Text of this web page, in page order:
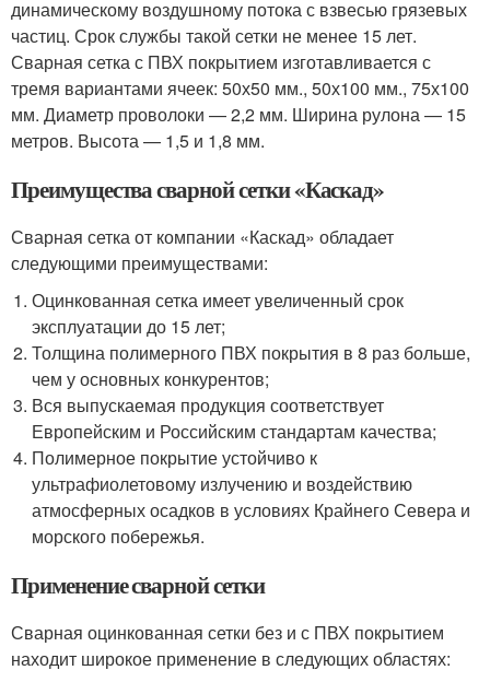
динамическому воздушному потока с взвесью грязевых
частиц. Срок службы такой сетки не менее 15 лет.
Сварная сетка с ПВХ покрытием изготавливается с
тремя вариантами ячеек: 50х50 мм., 50х100 мм., 75х100
мм. Диаметр проволоки — 2,2 мм. Ширина рулона — 15
метров. Высота — 1,5 и 1,8 мм.
Преимущества сварной сетки «Каскад»
Сварная сетка от компании «Каскад» обладает
следующими преимуществами:
Оцинкованная сетка имеет увеличенный срок
эксплуатации до 15 лет;
Толщина полимерного ПВХ покрытия в 8 раз больше,
чем у основных конкурентов;
Вся выпускаемая продукция соответствует
Европейским и Российским стандартам качества;
Полимерное покрытие устойчиво к
ультрафиолетовому излучению и воздействию
атмосферных осадков в условиях Крайнего Севера и
морского побережья.
Применение сварной сетки
Сварная оцинкованная сетки без и с ПВХ покрытием
находит широкое применение в следующих областях: